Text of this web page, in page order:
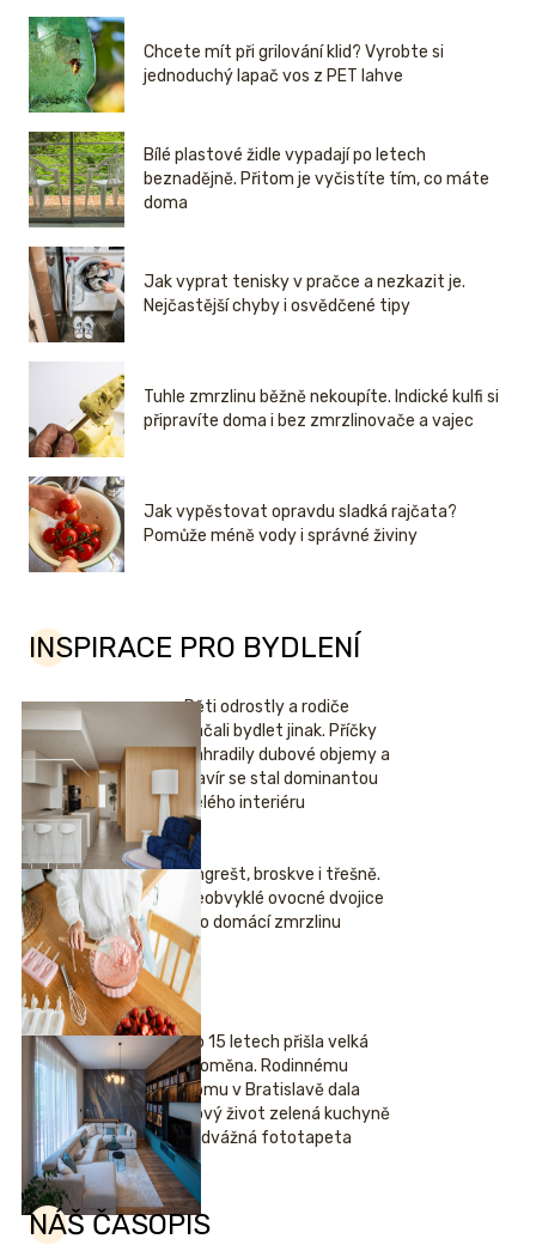
Chcete mít při grilování klid? Vyrobte si
jednoduchý lapač vos z PET lahve
Bílé plastové židle vypadají po letech
beznadějně. Přitom je vyčistíte tím, co máte
doma
Jak vyprat tenisky v pračce a nezkazit je.
Nejčastější chyby i osvědčené tipy
Tuhle zmrzlinu běžně nekoupíte. Indické kulfi si
připravíte doma i bez zmrzlinovače a vajec
Jak vypěstovat opravdu sladká rajčata?
Pomůže méně vody i správné živiny
INSPIRACE PRO BYDLENÍ
Děti odrostly a rodiče
začali bydlet jinak. Příčky
nahradily dubové objemy a
klavír se stal dominantou
celého interiéru
Angrešt, broskve i třešně.
Neobvyklé ovocné dvojice
pro domácí zmrzlinu
Po 15 letech přišla velká
proměna. Rodinnému
domu v Bratislavě dala
nový život zelená kuchyně
i odvážná fototapeta
NÁŠ ČASOPIS